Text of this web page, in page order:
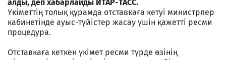
алды, деп хабарлайды ИТАР-ТАСС.
Үкіметтің толық құрамда отставкаға кетуі министрлер
кабинетінде ауыс-түйістер жасау үшін қажетті ресми
процедура.
Отставкаға кеткен үкімет ресми түрде өзінің